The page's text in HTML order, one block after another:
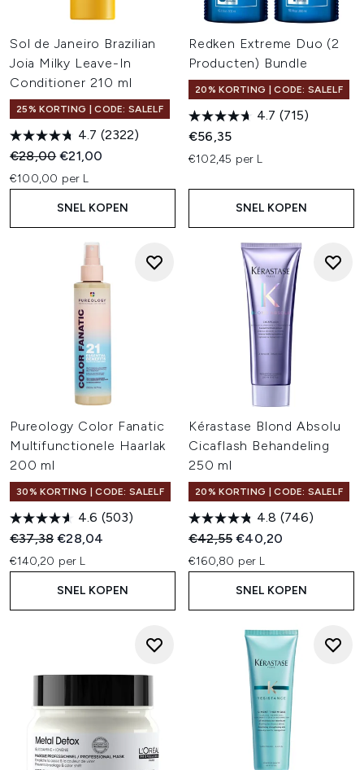
Sol de Janeiro Brazilian
Joia Milky Leave-In
Conditioner 210 ml
25% KORTING | CODE: SALELF
4.7 (2322)
Recommended Retail Price:
€28,00Huidige prijs:
€21,00
€100,00 per L
SNEL KOPEN
Redken Extreme Duo (2
Producten) Bundle
20% KORTING | CODE: SALELF
4.7 (715)
€56,35
€102,45 per L
SNEL KOPEN
Pureology Color Fanatic
Multifunctionele Haarlak
200 ml
30% KORTING | CODE: SALELF
4.6 (503)
Recommended Retail Price:
€37,38Huidige prijs:
€28,04
€140,20 per L
SNEL KOPEN
Kérastase Blond Absolu
Cicaflash Behandeling
250 ml
20% KORTING | CODE: SALELF
4.8 (746)
Recommended Retail Price:
€42,55Huidige prijs:
€40,20
€160,80 per L
SNEL KOPEN